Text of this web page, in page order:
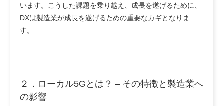
います。こうした課題を乗り越え、成長を遂げるために、
DXは製造業が成長を遂げるための重要なカギとなりま
す。
２． ローカル5Gとは？ – その特徴と製造業へ
の影響